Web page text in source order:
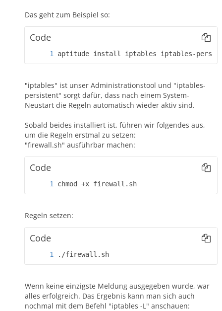
Das geht zum Beispiel so:
Code
aptitude install iptables iptables-
"iptables" ist unser Administrationstool und "iptables-
persistent" sorgt dafür, dass nach einem System-
Neustart die Regeln automatisch wieder aktiv sind.
Sobald beides installiert ist, führen wir folgendes aus,
um die Regeln erstmal zu setzen:
"firewall.sh" ausführbar machen:
Code
chmod +x firewall.sh
Regeln setzen:
Code
./firewall.sh
Wenn keine einzigste Meldung ausgegeben wurde, war
alles erfolgreich. Das Ergebnis kann man sich auch
nochmal mit dem Befehl "iptables -L" anschauen: